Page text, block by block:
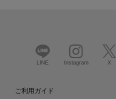
LINE Instagram X
ご利用ガイド